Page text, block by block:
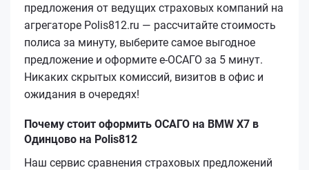
предложения от ведущих страховых компаний на
агрегаторе Polis812.ru — рассчитайте стоимость
полиса за минуту, выберите самое выгодное
предложение и оформите е‑ОСАГО за 5 минут.
Никаких скрытых комиссий, визитов в офис и
ожидания в очередях!
Почему стоит оформить ОСАГО на BMW X7 в
Одинцово на Polis812
Наш сервис сравнения страховых предложений